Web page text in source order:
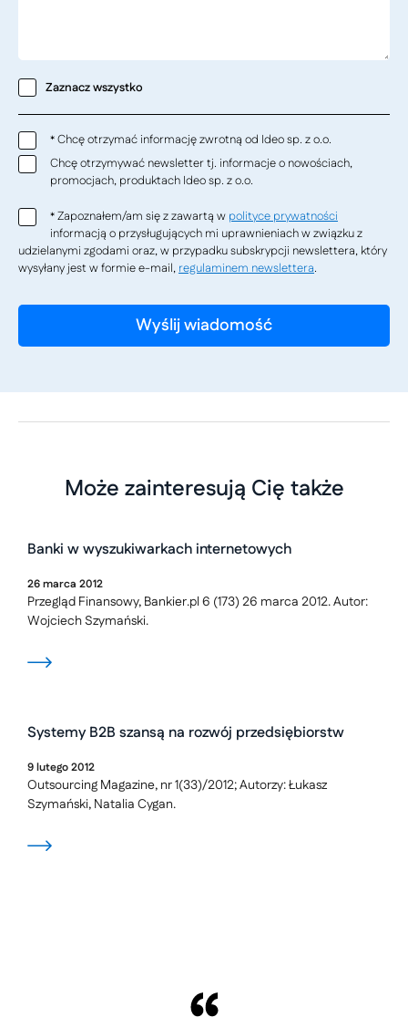
Zaznacz wszystko
*Chcę otrzymać informację zwrotną od Ideo sp. z o.o.
Chcę otrzymywać newsletter tj. informacje o nowościach,
promocjach, produktach Ideo sp. z o.o.
*Zapoznałem/am się z zawartą w polityce prywatności
informacją o przysługujących mi uprawnieniach w związku z
udzielanymi zgodami oraz, w przypadku subskrypcji newslettera, który
wysyłany jest w formie e-mail, regulaminem newslettera.
Może zainteresują Cię także
Banki w wyszukiwarkach internetowych
26marca 2012
Przegląd Finansowy, Bankier.pl 6 (173) 26 marca 2012. Autor:
Wojciech Szymański.
Systemy B2B szansą na rozwój przedsiębiorstw
9lutego2012
Outsourcing Magazine, nr 1(33)/2012; Autorzy: Łukasz
Szymański, Natalia Cygan.